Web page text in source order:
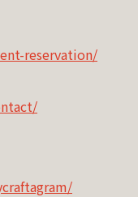
reservation/